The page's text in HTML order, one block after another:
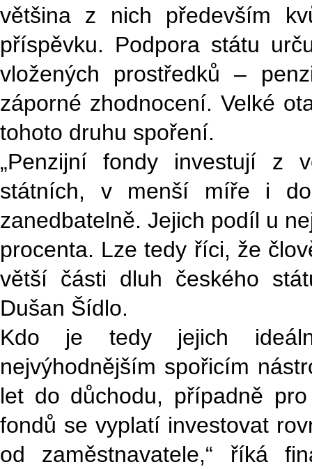
většina z nich především
příspěvku. Podpora státu
vložených prostředků –
záporné zhodnocení. Velké
tohoto druhu spoření.
„Penzijní fondy investují z
státních, v menší míře i do
zanedbatelně. Jejich podíl u
procenta. Lze tedy říci, že
větší části dluh českého
Dušan Šídlo.
Kdo je tedy jejich
nejvýhodnějším spořicím
let do důchodu, případně
fondů se vyplatí investovat
od zaměstnavatele,“ říká